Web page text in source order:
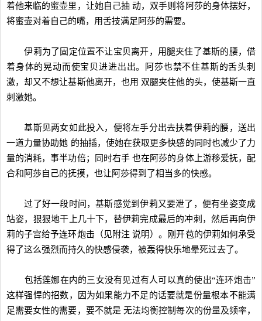
着他来临的蜜壶里，让她自己抽 动，双手则将阿莎的身体摆好，
将蜜壶对着自己的嘴，用舌技满足阿莎的需要。
伊莉为了固定位置不让宝贝离开，用腿夹住了基斯的腰，借
着身体的晃动而使宝贝进进出出。阿莎也禁不住基斯的舌头刺
激，却又不想让基斯他离开，也用 双腿夹住他的头，使基斯一直
刺激她。
基斯见两女如此投入，便将左手分出去扶着伊莉的腰，送出
一道力量协助她 的抽插，使她在获取更多快感的同时也减少了力
量的消耗，事半功倍；同时右手 也在阿莎的身体上游移爱抚，配
合和阿莎自己的抚摸，也让阿莎得到了相当多的快感。
过了好一段时间，基斯感觉到伊莉又要泄了，便有坐姿变成
站姿，狠狠地干上几十下，替伊莉完成最后的冲刺，然后再向伊
莉的子宫给予连环炮击（见附注 说明）。刚开苞的伊莉如何承受
得了这么强烈而持久的快感侵袭，被轰得快乐地晕死过去了。
包括莲娜在内的三女没有见过有人可以真的使出“连环炮击”
这样强悍的招数，因为如果能力不足的话要就是份量根本不能满
足需要女性的需要，要不就是 无法均衡控制每次的份量及频率，